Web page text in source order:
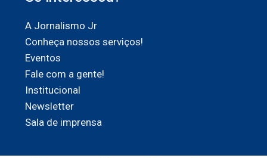
A Jornalismo Jr
Conheça nossos serviços!
Eventos
Fale com a gente!
Institucional
Newsletter
Sala de imprensa